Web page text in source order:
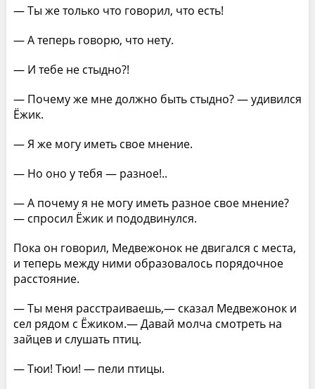
— Ты же только что говорил, что есть!
— А теперь говорю, что нету.
— И тебе не стыдно?!
— Почему же мне должно быть стыдно? — удивился
Ёжик.
— Я же могу иметь свое мнение.
— Но оно у тебя — разное!..
— А почему я не могу иметь разное свое мнение?
— спросил Ёжик и пододвинулся.
Пока он говорил, Медвежонок не двигался с места,
и теперь между ними образовалось порядочное
расстояние.
— Ты меня расстраиваешь,— сказал Медвежонок и
сел рядом с Ёжиком.— Давай молча смотреть на
зайцев и слушать птиц.
— Тюи! Тюи! — пели птицы.